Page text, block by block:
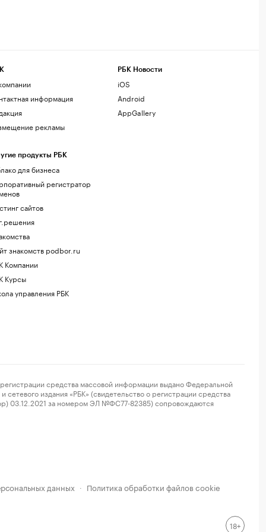
информация
рекламы
продукты РБК
для бизнеса
регистратор
сайтов
знакомств podbor.ru
Компании
Курсы
управления РБК
РБК Новости
iOS
Android
AppGallery
средства массовой информации выдано Федеральной
издания «РБК» (свидетельство о регистрации средства
03.12.2021 за номером ЭЛ №ФС77-82385) сопровождаются
данных · Политика обработки файлов cookie
18+